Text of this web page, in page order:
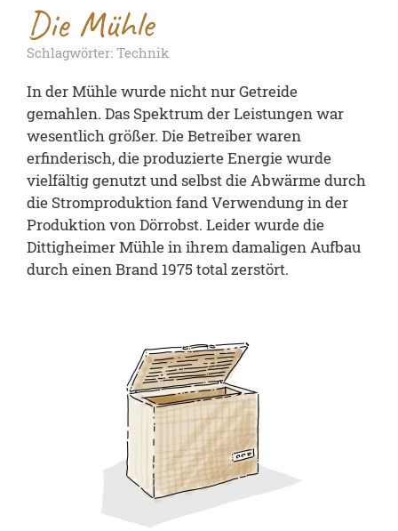
Die Mühle
Schlagwörter: Technik
In der Mühle wurde nicht nur Getreide
gemahlen. Das Spektrum der Leistungen war
wesentlich größer. Die Betreiber waren
erfinderisch, die produzierte Energie wurde
vielfältig genutzt und selbst die Abwärme durch
die Stromproduktion fand Verwendung in der
Produktion von Dörrobst. Leider wurde die
Dittigheimer Mühle in ihrem damaligen Aufbau
durch einen Brand 1975 total zerstört.